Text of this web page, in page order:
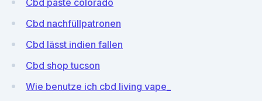
Cbd paste colorado
Cbd nachfüllpatronen
Cbd lässt indien fallen
Cbd shop tucson
Wie benutze ich cbd living vape_